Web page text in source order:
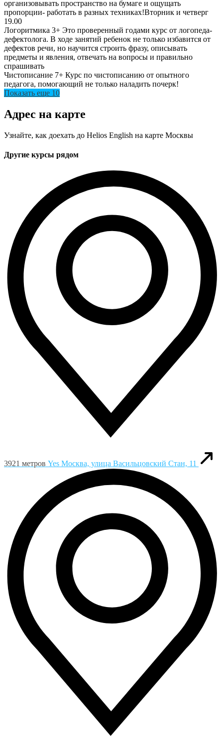
организовывать пространство на бумаге и ощущать
пропорции- работать в разных техниках!Вторник и четверг
19.00
Логоритмика 3+ Это проверенный годами курс от логопеда-
дефектолога. В ходе занятий ребенок не только избавится от
дефектов речи, но научится строить фразу, описывать
предметы и явления, отвечать на вопросы и правильно
спрашивать
Чистописание 7+ Курс по чистописанию от опытного
педагога, помогающий не только наладить почерк!
Показать еще 10
Адрес на карте
Узнайте, как доехать до Helios English на карте Москвы
Другие курсы рядом
3921 метров Yes Москва, улица Васильцовский Стан, 11